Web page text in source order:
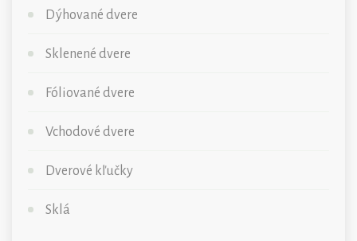
Dýhované dvere
Sklenené dvere
Fóliované dvere
Vchodové dvere
Dverové kľučky
Sklá